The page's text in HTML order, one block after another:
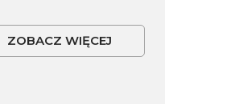
ZOBACZ WIĘCEJ